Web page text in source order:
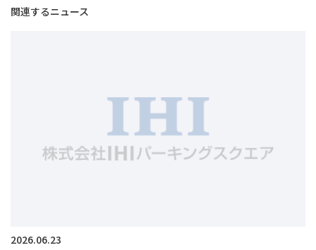
関連するニュース
2026.06.23